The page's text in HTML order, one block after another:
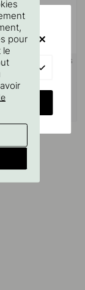
+ COULEURS
Flow - Chrome
pour
le